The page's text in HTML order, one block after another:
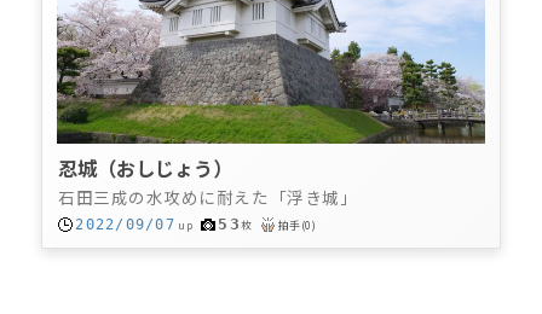
忍城（おしじょう）
石田三成の水攻めに耐えた「浮き城」
2022/09/07 up 53枚 拍手(0)